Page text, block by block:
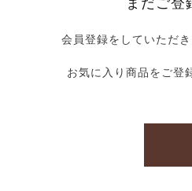
まだご登
会員登録をしていただ
お気に入り商品をご登